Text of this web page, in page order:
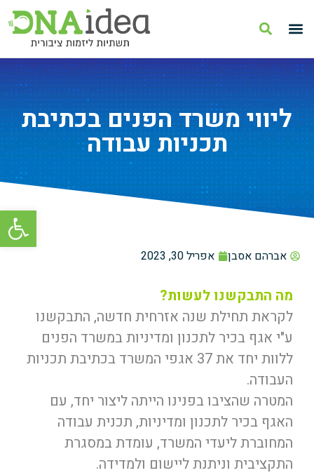
פתח
ליווי משרד הפנים בכתיבת
תכניות עבודה
אברהם אסבן אפריל 30, 2023
מה התבקשנו לעשות?
לקראת תחילת שנה אזרחית חדשה, התבקשנו
ע"י אגף בכיר לתכנון ומדיניות במשרד הפנים
ללוות יחד את 37 אגפי המשרד בכתיבת תכניות
העבודה.
המטרה שהציבו בפנינו הייתה ליצור יחד, עם
האגף בכיר לתכנון ומדיניות, תכנית עבודה
המחוברת ליעדי המשרד, עומדת במסגרת
התקציבית וניתנת ליישום ולמדידה.